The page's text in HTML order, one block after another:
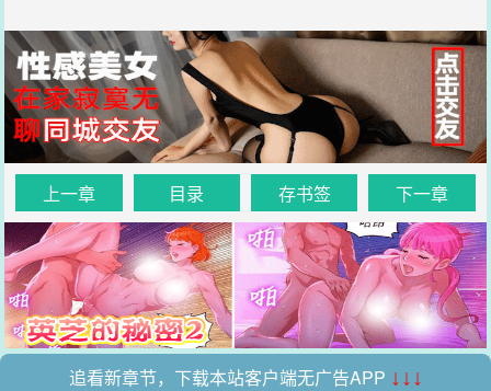
上一章 目录 存书签 下一章
追看新章节，下载本站客户端无广告APP ↓↓↓